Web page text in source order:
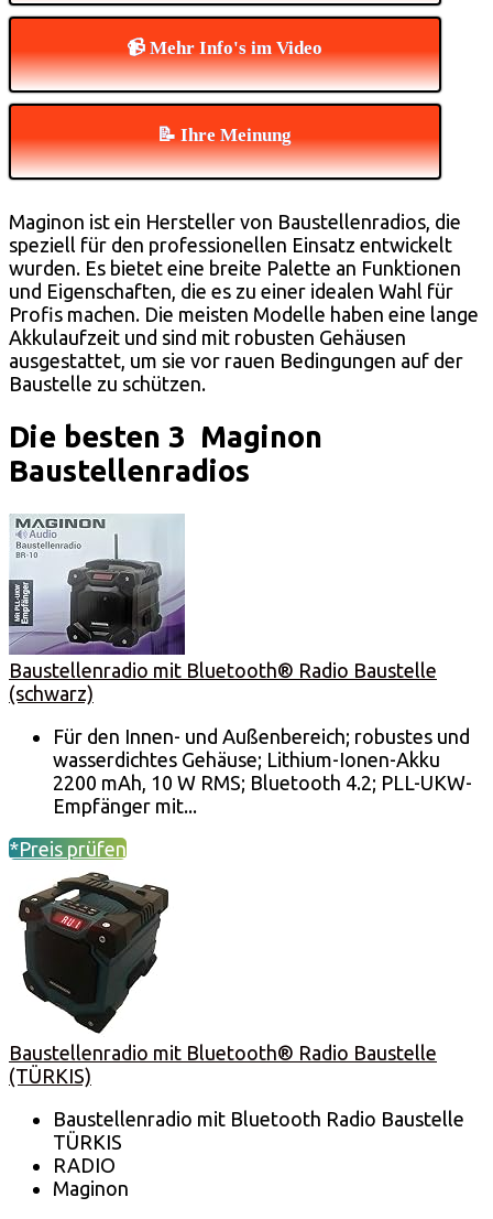
📹 Mehr Info's im Video
📝 Ihre Meinung
Maginon ist ein Hersteller von Baustellenradios, die
speziell für den professionellen Einsatz entwickelt
wurden. Es bietet eine breite Palette an Funktionen
und Eigenschaften, die es zu einer idealen Wahl für
Profis machen. Die meisten Modelle haben eine lange
Akkulaufzeit und sind mit robusten Gehäusen
ausgestattet, um sie vor rauen Bedingungen auf der
Baustelle zu schützen.
Die besten 3 Maginon
Baustellenradios
Baustellenradio mit Bluetooth® Radio Baustelle
(schwarz)
Für den Innen- und Außenbereich; robustes und
wasserdichtes Gehäuse; Lithium-Ionen-Akku
2200 mAh, 10 W RMS; Bluetooth 4.2; PLL-UKW-
Empfänger mit...
*Preis prüfen
Baustellenradio mit Bluetooth® Radio Baustelle
(TÜRKIS)
Baustellenradio mit Bluetooth Radio Baustelle
TÜRKIS
RADIO
Maginon